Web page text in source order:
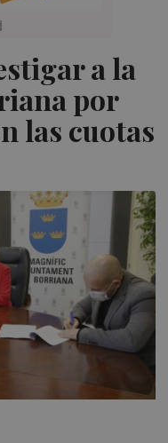
a la
por
las cuotas